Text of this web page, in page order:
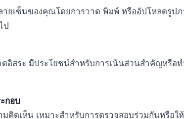
ายเซ็นของคุณโดยการวาด พิมพ์ หรืออัปโหลดรูป
ป
ดอิสระ มีประโยชน์สำหรับการเน้นส่วนสำคัญหรือท
กอบ
คิดเห็น เหมาะสำหรับการตรวจสอบร่วมกันหรือใ